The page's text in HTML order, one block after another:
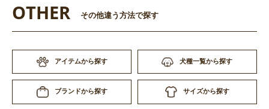
OTHER その他違う方法で探す
アイテムから探す 犬種一覧から探す
ブランドから探す サイズから探す